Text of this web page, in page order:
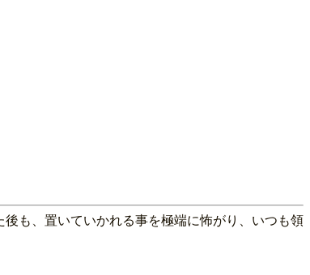
も、置いていかれる事を極端に怖がり、いつも領